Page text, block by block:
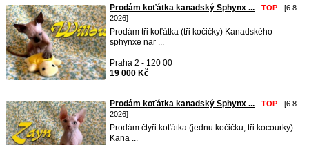
Prodám koťátka kanadský Sphynx ... - TOP - [6.8.
2026]
Prodám tři koťátka (tři kočičky) Kanadského
sphynxe nar ...
Praha 2 - 120 00
19 000 Kč
Prodám koťátka kanadský Sphynx ... - TOP - [6.8.
2026]
Prodám čtyři koťátka (jednu kočičku, tři kocourky)
Kana ...